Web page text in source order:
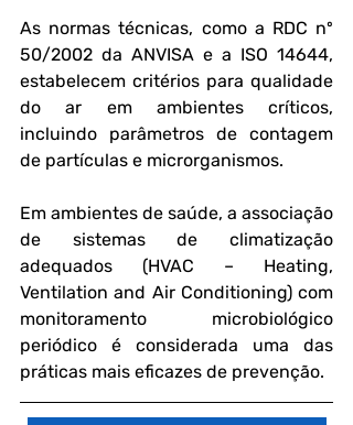
As normas técnicas, como a RDC nº
50/2002 da ANVISA e a ISO 14644,
estabelecem critérios para qualidade
do ar em ambientes críticos,
incluindo parâmetros de contagem
de partículas e microrganismos.
Em ambientes de saúde, a associação
de sistemas de climatização
adequados (HVAC – Heating,
Ventilation and Air Conditioning) com
monitoramento microbiológico
periódico é considerada uma das
práticas mais eficazes de prevenção.